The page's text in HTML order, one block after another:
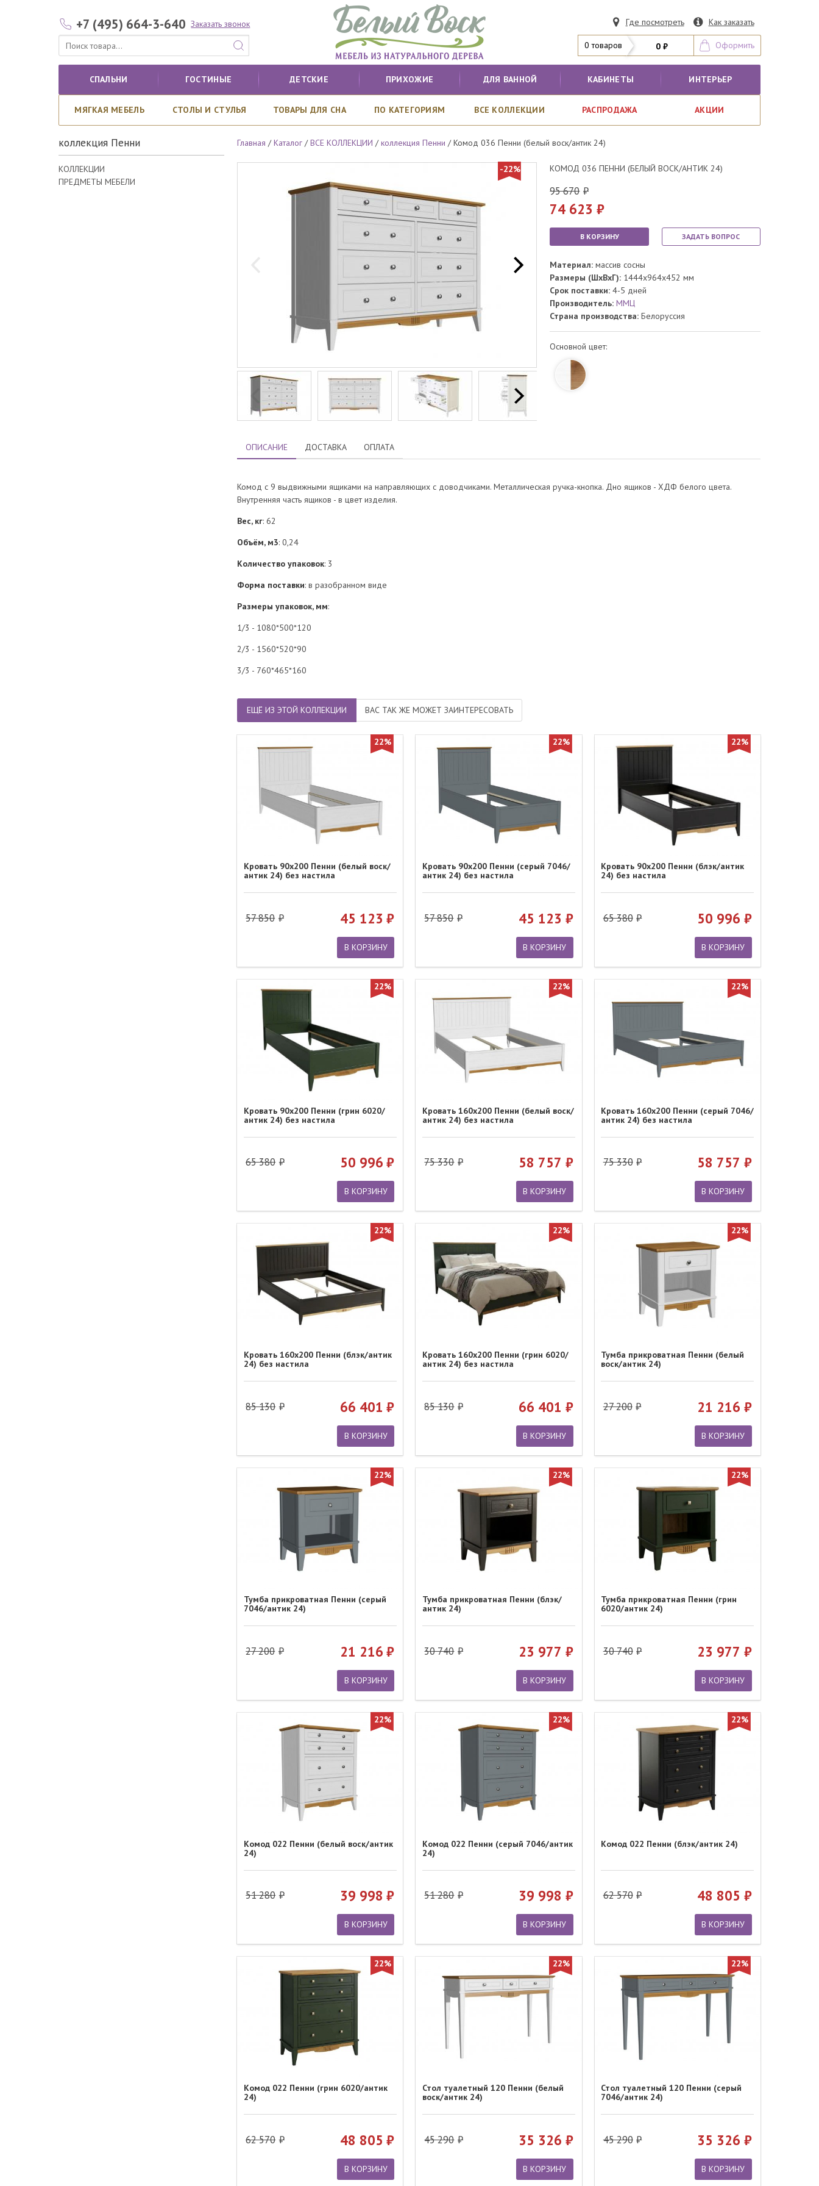
+7 (495) 664-3-640 Заказать звонок Где посмотреть Как заказать
0 товаров 0 ₽ Оформить
СПАЛЬНИ ГОСТИНЫЕ ДЕТСКИЕ ПРИХОЖИЕ ДЛЯ ВАННОЙ КАБИНЕТЫ ИНТЕРЬЕР
МЯГКАЯ МЕБЕЛЬ СТОЛЫ И СТУЛЬЯ ТОВАРЫ ДЛЯ СНА ПО КАТЕГОРИЯМ ВСЕ КОЛЛЕКЦИИ РАСПРОДАЖА АКЦИИ
коллекция Пенни
КОЛЛЕКЦИИ
ПРЕДМЕТЫ МЕБЕЛИ
Главная /Каталог /ВСЕ КОЛЛЕКЦИИ /коллекция Пенни /Комод 036 Пенни (белый воск/антик 24)
-22% КОМОД 036 ПЕННИ (БЕЛЫЙ ВОСК/АНТИК 24)
95 670
74 623
В КОРЗИНУ ЗАДАТЬ ВОПРОС
Материал: массив сосны
Размеры (ШхВхГ): 1444x964x452 мм
Срок поставки:4-5 дней
Производитель:ММЦ
Страна производства: Белоруссия
Основной цвет:
ОПИСАНИЕ ДОСТАВКА ОПЛАТА
Комод с 9 выдвижными ящиками на направляющих с доводчиками. Металлическая ручка-кнопка. Дно ящиков - ХДФ белого цвета.
Внутренняя часть ящиков - в цвет изделия.
Вес, кг: 62
Объём, м3: 0,24
Количество упаковок: 3
Форма поставки: в разобранном виде
Размеры упаковок, мм:
1/3 - 1080*500*120
2/3 - 1560*520*90
3/3 - 760*465*160
ЕЩЁ ИЗ ЭТОЙ КОЛЛЕКЦИИ ВАС ТАК ЖЕ МОЖЕТ ЗАИНТЕРЕСОВАТЬ
22%
Кровать 90х200 Пенни (белый воск/
антик 24) без настила
57 850 45 123
В КОРЗИНУ
22%
Кровать 90х200 Пенни (серый 7046/
антик 24) без настила
57 850 45 123
В КОРЗИНУ
22%
Кровать 90х200 Пенни (блэк/антик
24) без настила
65 380 50 996
В КОРЗИНУ
22%
Кровать 90х200 Пенни (грин 6020/
антик 24) без настила
65 380 50 996
В КОРЗИНУ
22%
Кровать 160х200 Пенни (белый воск/
антик 24) без настила
75 330 58 757
В КОРЗИНУ
22%
Кровать 160х200 Пенни (серый 7046/
антик 24) без настила
75 330 58 757
В КОРЗИНУ
22%
Кровать 160х200 Пенни (блэк/антик
24) без настила
85 130 66 401
В КОРЗИНУ
22%
Кровать 160х200 Пенни (грин 6020/
антик 24) без настила
85 130 66 401
В КОРЗИНУ
22%
Тумба прикроватная Пенни (белый
воск/антик 24)
27 200 21 216
В КОРЗИНУ
22%
Тумба прикроватная Пенни (серый
7046/антик 24)
27 200 21 216
В КОРЗИНУ
22%
Тумба прикроватная Пенни (блэк/
антик 24)
30 740 23 977
В КОРЗИНУ
22%
Тумба прикроватная Пенни (грин
6020/антик 24)
30 740 23 977
В КОРЗИНУ
22%
Комод 022 Пенни (белый воск/антик
24)
51 280 39 998
В КОРЗИНУ
22%
Комод 022 Пенни (серый 7046/антик
24)
51 280 39 998
В КОРЗИНУ
22%
Комод 022 Пенни (блэк/антик 24)
62 570 48 805
В КОРЗИНУ
22%
Комод 022 Пенни (грин 6020/антик
24)
62 570 48 805
В КОРЗИНУ
22%
Стол туалетный 120 Пенни (белый
воск/антик 24)
45 290 35 326
В КОРЗИНУ
22%
Стол туалетный 120 Пенни (серый
7046/антик 24)
45 290 35 326
В КОРЗИНУ